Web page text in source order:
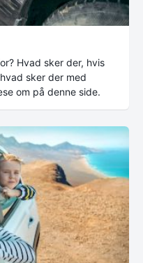
Hvad sker der, hvis
sker der med
om på denne side.